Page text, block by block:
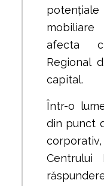
afecta
Regional
capital.
Într-o
din punct
Centrului